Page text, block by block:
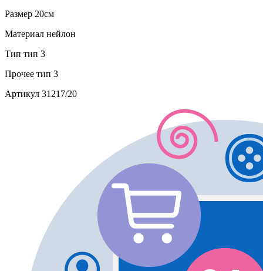
Размер 20см
Материал нейлон
Тип тип 3
Прочее тип 3
Артикул 31217/20